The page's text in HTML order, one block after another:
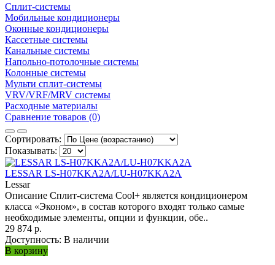
Сплит-системы
Мобильные кондиционеры
Оконные кондиционеры
Кассетные системы
Канальные системы
Напольно-потолочные системы
Колонные системы
Мульти сплит-системы
VRV/VRF/MRV системы
Расходные материалы
Сравнение товаров (0)
Сортировать:
Показывать:
LESSAR LS-H07KKA2A/LU-H07KKA2A
Lessar
Описание Сплит-система Cool+ является кондиционером
класса «Эконом», в состав которого входят только самые
необходимые элементы, опции и функции, обе..
29 874 р.
Доступность: В наличии
В корзину